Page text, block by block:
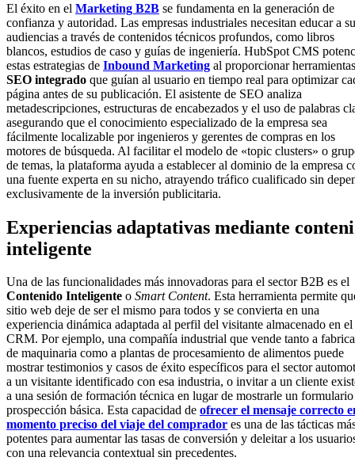
El éxito en el Marketing B2B se fundamenta en la generación de
confianza y autoridad. Las empresas industriales necesitan educar a
audiencias a través de contenidos técnicos profundos, como libros
blancos, estudios de caso y guías de ingeniería. HubSpot CMS
estas estrategias de Inbound Marketing al proporcionar
SEO integrado que guían al usuario en tiempo real para optimizar
página antes de su publicación. El asistente de SEO analiza
metadescripciones, estructuras de encabezados y el uso de palabras
asegurando que el conocimiento especializado de la empresa sea
fácilmente localizable por ingenieros y gerentes de compras en los
motores de búsqueda. Al facilitar el modelo de «topic clusters» o
de temas, la plataforma ayuda a establecer al dominio de la empresa
una fuente experta en su nicho, atrayendo tráfico cualificado sin
exclusivamente de la inversión publicitaria.
Experiencias adaptativas mediante
inteligente
Una de las funcionalidades más innovadoras para el sector B2B es el
Contenido Inteligente o Smart Content. Esta herramienta permite
sitio web deje de ser el mismo para todos y se convierta en una
experiencia dinámica adaptada al perfil del visitante almacenado en el
CRM. Por ejemplo, una compañía industrial que vende tanto a
de maquinaria como a plantas de procesamiento de alimentos puede
mostrar testimonios y casos de éxito específicos para el sector
a un visitante identificado con esa industria, o invitar a un cliente
a una sesión de formación técnica en lugar de mostrarle un
prospección básica. Esta capacidad de ofrecer el mensaje correcto
momento preciso del viaje del comprador es una de las tácticas
potentes para aumentar las tasas de conversión y deleitar a los
con una relevancia contextual sin precedentes.